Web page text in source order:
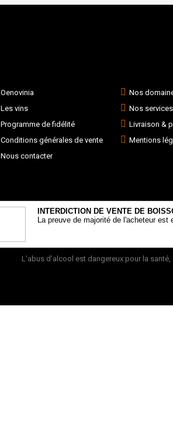
Oenovinia
Nos
Les vins
Nos services
Programme de fidélité
Livraison &
Conditions générales de vente
Mentions
Nous contacter
INTERDICTION DE VENTE DE
La preuve de majorité de l'acheteur
L’abus d’alcool est dangereux pour la